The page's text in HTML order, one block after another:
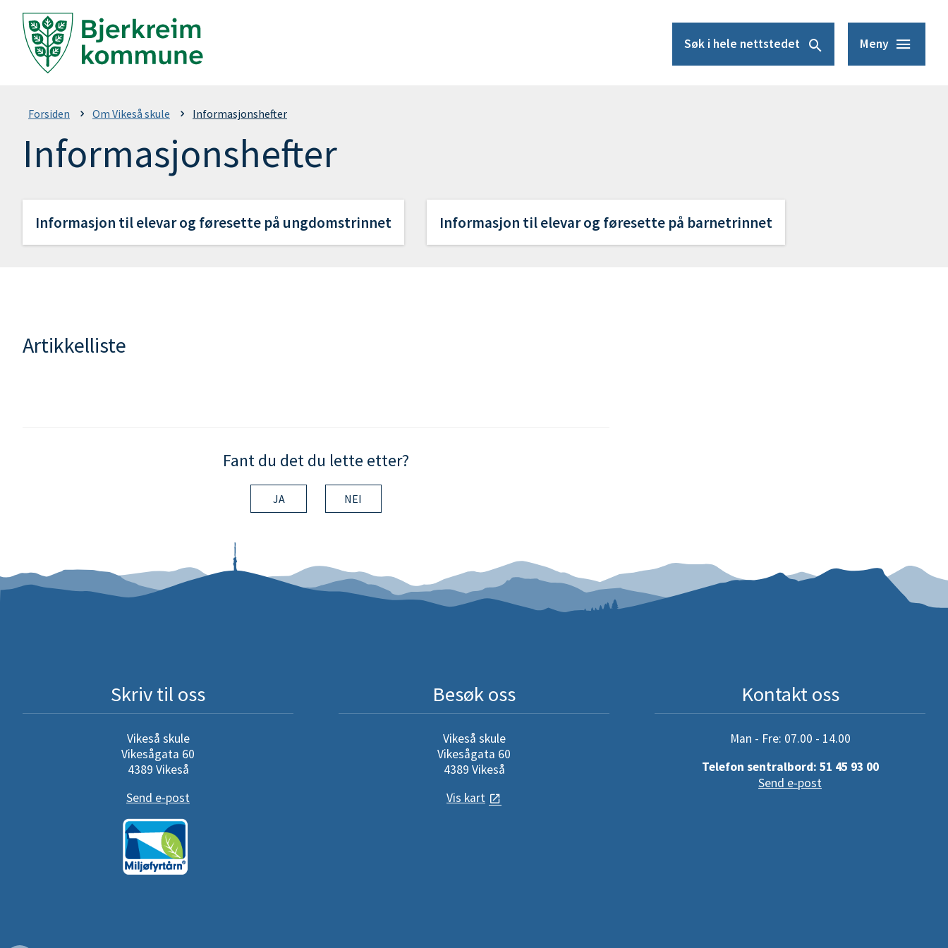
Søk i hele nettstedet Meny
Du
Forsiden Om Vikeså skule Informasjonshefter
Informasjonshefter
Informasjon til elevar og føresette på ungdomstrinnet Informasjon til elevar og føresette på barnetrinnet
Artikkelliste
Fant du det du lette etter?
JA NEI
Skriv til oss
Vikeså skule
Vikesågata 60
4389 Vikeså
Send e-post
Besøk oss
Vikeså skule
Vikesågata 60
4389 Vikeså
Vis kart
Kontakt oss
Man - Fre: 07.00 - 14.00
Telefon sentralbord: 51 45 93 00
Send e-post